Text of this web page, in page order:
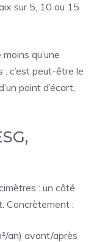
sur 5, 10 ou 15
qu’une
: c’est peut-être le
point d’écart,
: un côté
Concrètement :
an) avant/après